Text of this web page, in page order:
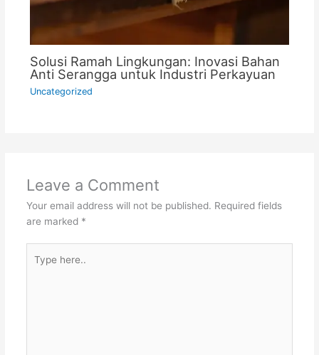
Solusi Ramah Lingkungan: Inovasi Bahan
Anti Serangga untuk Industri Perkayuan
Uncategorized
Leave a Comment
Your email address will not be published. Required fields
are marked *
here..